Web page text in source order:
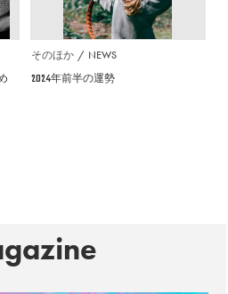
そのほか NEWS
2024年前半の運勢